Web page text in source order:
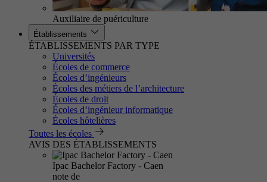
Auxiliaire de puériculture
Établissements
ÉTABLISSEMENTS PAR TYPE
Universités
Écoles de commerce
Écoles d’ingénieurs
Écoles des métiers de l’architecture
Écoles de droit
Écoles d’ingénieur informatique
Écoles hôtelières
Toutes les écoles
AVIS DES ÉTABLISSEMENTS
Ipac Bachelor Factory - Caen
note de